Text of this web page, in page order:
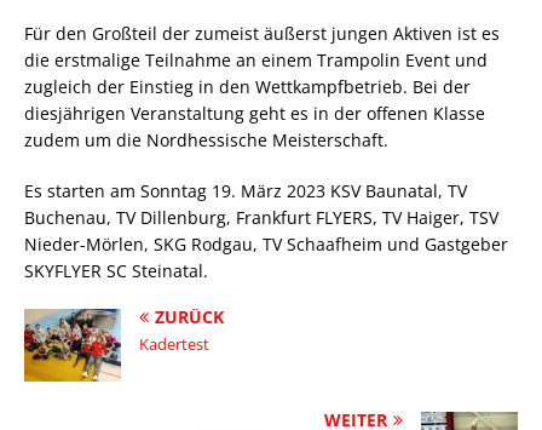
Für den Großteil der zumeist äußerst jungen Aktiven ist es
die erstmalige Teilnahme an einem Trampolin Event und
zugleich der Einstieg in den Wettkampfbetrieb. Bei der
diesjährigen Veranstaltung geht es in der offenen Klasse
zudem um die Nordhessische Meisterschaft.
Es starten am Sonntag 19. März 2023 KSV Baunatal, TV
Buchenau, TV Dillenburg, Frankfurt FLYERS, TV Haiger, TSV
Nieder-Mörlen, SKG Rodgau, TV Schaafheim und Gastgeber
SKYFLYER SC Steinatal.
ZURÜCK
Kadertest
WEITER